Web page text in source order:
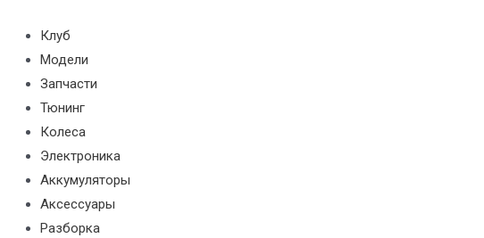
содержимому
Клуб
Модели
Запчасти
Тюнинг
Колеса
Электроника
Аккумуляторы
Аксессуары
Разборка